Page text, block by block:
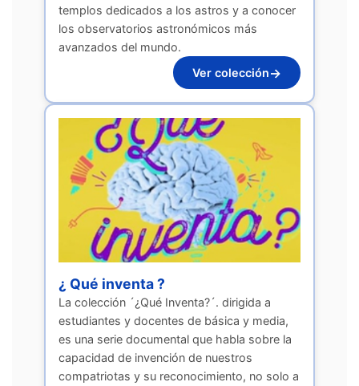
templos dedicados a los astros y a conocer
los observatorios astronómicos más
avanzados del mundo.
Ver colección→
¿ Qué inventa ?
La colección ´¿Qué Inventa?´. dirigida a
estudiantes y docentes de básica y media,
es una serie documental que habla sobre la
capacidad de invención de nuestros
compatriotas y su reconocimiento, no solo a